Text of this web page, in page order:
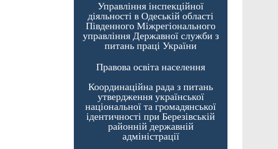
Управління інспекційної
діяльності в Одеській області
Південного Міжрегіонального
управління Державної служби з
питань праці України
Правова освіта населення
Координаційна рада з питань
утвердження української
національної та громадянської
ідентичності при Березівській
районній державній
адміністрації